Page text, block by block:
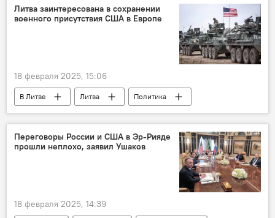
МИД РФ
Литва заинтересована в сохранении
военного присутствия США в Европе
18 февраля 2025, 15:06
В Литве Литва
Политика
США
военные
вооруженные силы
воинский контингент
Переговоры России и США в Эр-Рияде
прошли неплохо, заявил Ушаков
18 февраля 2025, 14:39